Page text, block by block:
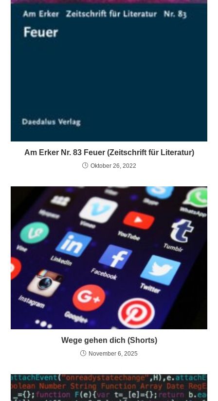
Am Erker Nr. 83 Feuer (Zeitschrift für Literatur)
Oktober 26, 2022
Wege gehen dich (Shorts)
November 6, 2025